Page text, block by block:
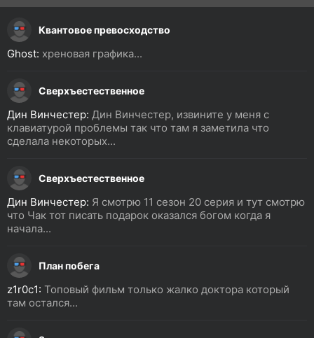
Квантовое превосходство
Ghost: хреновая графика...
Сверхъестественное
Дин Винчестер: Дин Винчестер, извините у меня с
клавиатурой проблемы так что там я заметила что
сделала некоторых...
Сверхъестественное
Дин Винчестер: Я смотрю 11 сезон 20 серия и тут смотрю
что Чак тот писать подарок оказался богом когда я
начала...
План побега
z1r0c1: Топовый фильм только жалко доктора который
там остался...